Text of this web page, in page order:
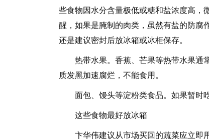
些食物因水分含量极低或糖和盐浓度高，
醒，如果是腌制的肉类，虽然有盐的防腐
还是建议密封后放冰箱或冰柜保存。
热带水果。香蕉、芒果等热带水果通常
质发黑加速腐烂，不能食用。
面包、馒头等淀粉类食品。如果暂时吃
这些食物最好放冰箱
卞华伟建议从市场买回的蔬菜应立即用